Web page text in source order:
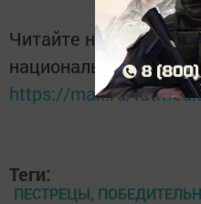
Читайте новости
национальном
https://max.ru/
Теги:
ПЕСТРЕЦЫ,